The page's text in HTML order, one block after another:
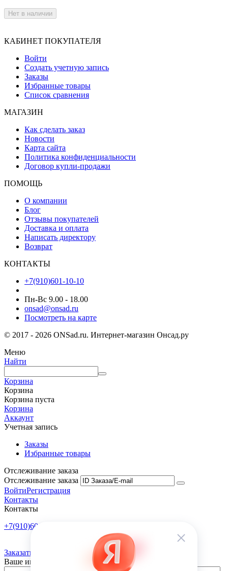
Нет в наличии
КАБИНЕТ ПОКУПАТЕЛЯ
Войти
Создать учетную запись
Заказы
Избранные товары
Список сравнения
МАГАЗИН
Как сделать заказ
Новости
Карта сайта
Политика конфиденциальности
Договор купли-продажи
ПОМОЩЬ
О компании
Блог
Отзывы покупателей
Доставка и оплата
Написать директору
Возврат
КОНТАКТЫ
+7(910)601-10-10
Пн-Вс 9.00 - 18.00
onsad@onsad.ru
Посмотреть на карте
© 2017 - 2026 ONSad.ru. Интернет-магазин Онсад.ру
Меню
Найти
Корзина
Корзина
Корзина пуста
Корзина
Аккаунт
Учетная запись
Заказы
Избранные товары
Отслеживание заказа
Отслеживание заказа
ВойтиРегистрация
Контакты
Контакты
+7(910)601-10-10
Заказать обратный звонок
Ваше имя